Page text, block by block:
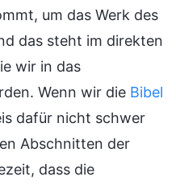
um das Werk des
das steht im direkten
wir in das
Wenn wir die Bibel
dafür nicht schwer
Abschnitten der
dass die